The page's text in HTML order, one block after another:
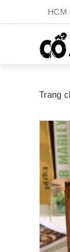
HCM
Trang